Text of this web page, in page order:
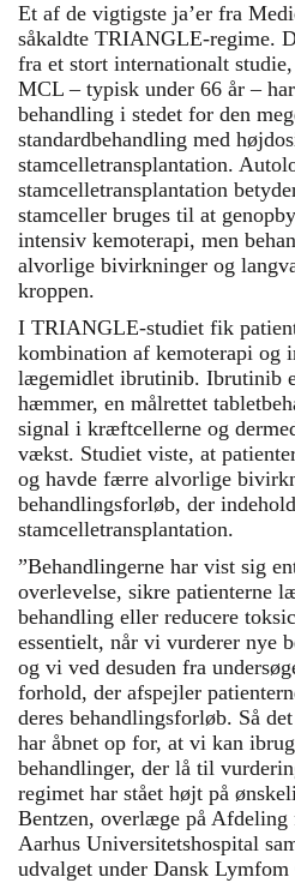
Et af de vigtigste ja’er fra
såkaldte TRIANGLE-regime.
fra et stort internationalt
MCL – typisk under 66 år –
behandling i stedet for den
standardbehandling med
stamcelletransplantation.
stamcelletransplantation
stamceller bruges til at
intensiv kemoterapi, men
alvorlige bivirkninger og
kroppen.
I TRIANGLE-studiet fik
kombination af kemoterapi og
lægemidlet ibrutinib. Ibrutinib
hæmmer, en målrettet
signal i kræftcellerne og
vækst. Studiet viste, at
og havde færre alvorlige
behandlingsforløb, der
stamcelletransplantation.
”Behandlingerne har vist sig
overlevelse, sikre patienterne
behandling eller reducere
essentielt, når vi vurderer nye
og vi ved desuden fra
forhold, der afspejler
deres behandlingsforløb. Så
har åbnet op for, at vi kan
behandlinger, der lå til
regimet har stået højt på
Bentzen, overlæge på
Aarhus Universitetshospital
udvalget under Dansk